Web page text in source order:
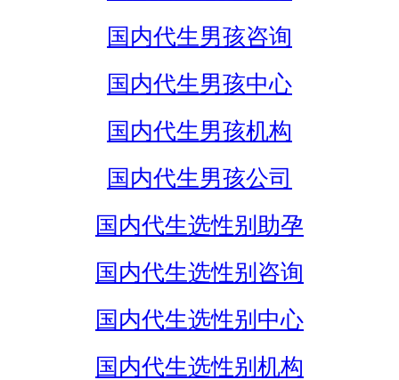
国内代生男孩咨询
国内代生男孩中心
国内代生男孩机构
国内代生男孩公司
国内代生选性别助孕
国内代生选性别咨询
国内代生选性别中心
国内代生选性别机构